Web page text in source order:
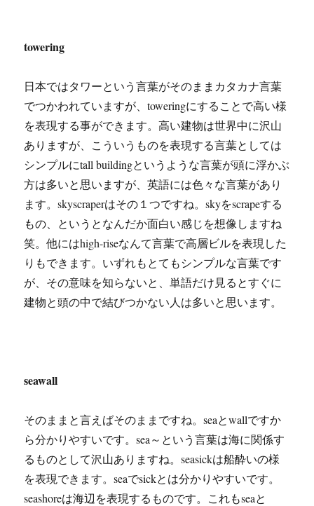
towering
日本ではタワーという言葉がそのままカタカナ言葉
でつかわれていますが、toweringにすることで高い様
を表現する事ができます。高い建物は世界中に沢山
ありますが、こういうものを表現する言葉としては
シンプルにtall buildingというような言葉が頭に浮かぶ
方は多いと思いますが、英語には色々な言葉があり
ます。skyscraperはその１つですね。skyをscrapeする
もの、というとなんだか面白い感じを想像しますね
笑。他にはhigh-riseなんて言葉で高層ビルを表現した
りもできます。いずれもとてもシンプルな言葉です
が、その意味を知らないと、単語だけ見るとすぐに
建物と頭の中で結びつかない人は多いと思います。
seawall
そのままと言えばそのままですね。seaとwallですか
ら分かりやすいです。sea～という言葉は海に関係す
るものとして沢山ありますね。seasickは船酔いの様
を表現できます。seaでsickとは分かりやすいです。
seashoreは海辺を表現するものです。これもseaと